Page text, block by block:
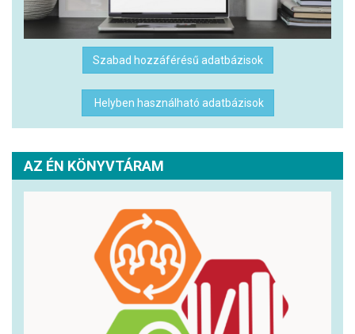
Szabad hozzáférésű adatbázisok
Helyben használható adatbázisok
AZ ÉN KÖNYVTÁRAM